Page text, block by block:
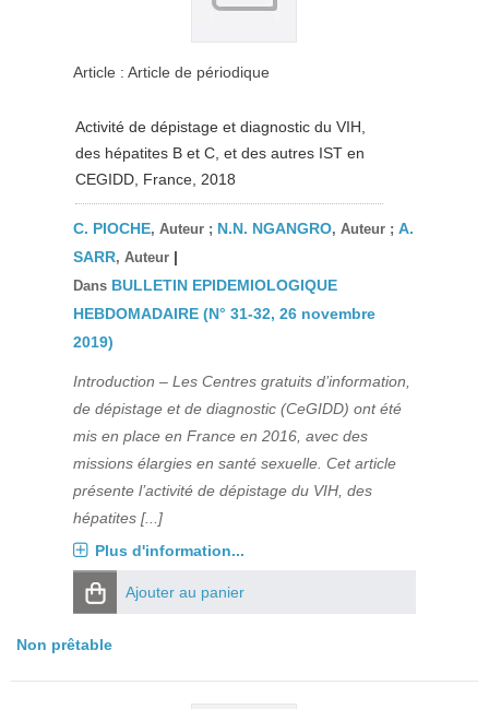
Article : Article de périodique
Activité de dépistage et diagnostic du VIH,
des hépatites B et C, et des autres IST en
CEGIDD, France, 2018
C. PIOCHE, Auteur ; N.N. NGANGRO, Auteur ;A.
SARR, Auteur |
Dans BULLETIN EPIDEMIOLOGIQUE
HEBDOMADAIRE (N° 31-32, 26 novembre
2019)
Introduction – Les Centres gratuits d’information,
de dépistage et de diagnostic (CeGIDD) ont été
mis en place en France en 2016, avec des
missions élargies en santé sexuelle. Cet article
présente l’activité de dépistage du VIH, des
hépatites [...]
Plus d'information...
Ajouter au panier
Non prêtable